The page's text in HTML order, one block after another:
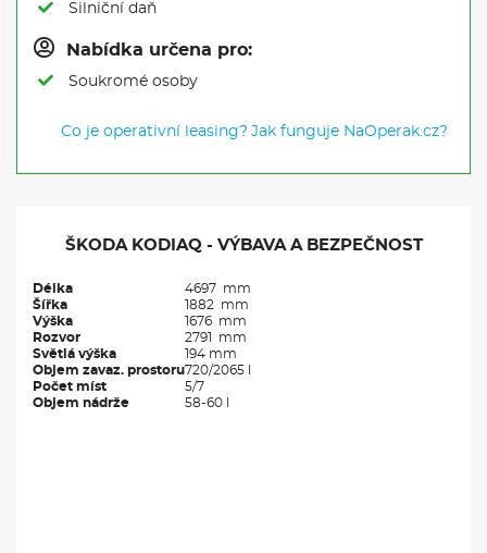
Silniční daň
Nabídka určena pro:
Soukromé osoby
Co je operativní leasing? Jak funguje NaOperak.cz?
ŠKODA KODIAQ - VÝBAVA A BEZPEČNOST
Délka
4697 mm
Šířka
1882 mm
Výška
1676 mm
Rozvor
2791 mm
Světlá výška
194 mm
Objem zavaz. prostoru720/2065 l
Počet míst
5/7
Objem nádrže
58-60 l